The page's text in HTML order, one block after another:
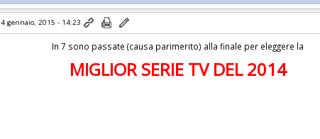
4 gennaio, 2015 - 14:23
In 7 sono passate (causa parimerito) alla finale per eleggere la
MIGLIOR SERIE TV DEL 2014